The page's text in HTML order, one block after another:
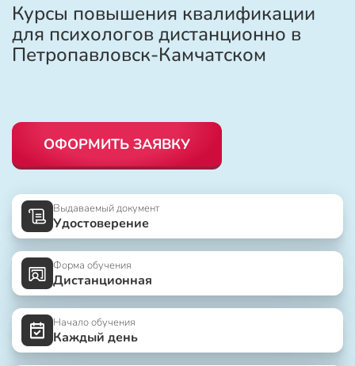
Курсы повышения квалификации
для психологов дистанционно в
Петропавловск-Камчатском
ОФОРМИТЬ ЗАЯВКУ
Выдаваемый документ
Удостоверение
Форма обучения
Дистанционная
Начало обучения
Каждый день